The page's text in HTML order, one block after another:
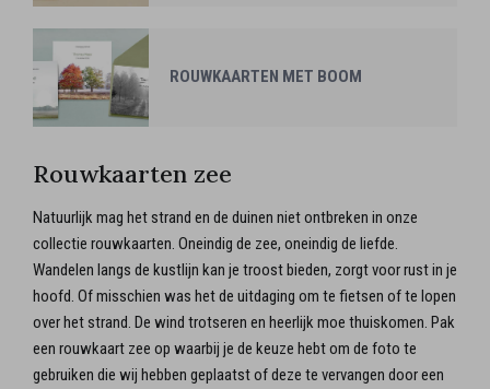
ROUWKAARTEN MET BOOM
Rouwkaarten zee
Natuurlijk mag het strand en de duinen niet ontbreken in onze
collectie rouwkaarten. Oneindig de zee, oneindig de liefde.
Wandelen langs de kustlijn kan je troost bieden, zorgt voor rust in je
hoofd. Of misschien was het de uitdaging om te fietsen of te lopen
over het strand. De wind trotseren en heerlijk moe thuiskomen. Pak
een rouwkaart zee op waarbij je de keuze hebt om de foto te
gebruiken die wij hebben geplaatst of deze te vervangen door een